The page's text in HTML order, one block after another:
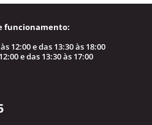
funcionamento:
12:00 e das 13:30 às 18:00
e das 13:30 às 17:00